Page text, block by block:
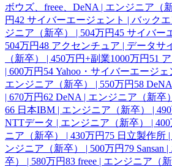
ボウズ、freee、DeNA | エンジニア（
円42 サイバーエージェント | バック
ジニア（新卒） | 504万円45 サイバー
504万円48 アクセンチュア | データサ
（新卒） | 450万円+副業1000万円 51
| 600万円 54 Yahoo・サイバーエージ
エンジニア（新卒） | 550万円 58
| 670万円62 DeNA | エンジニア（新卒
66 日本IBM | エンジニア（新卒） |
NTTデータ | エンジニア（新卒） | 400
ニア（新卒） | 430万円 75 日立製作所
ンジニア（新卒） | 500万円 79 Sansan
卒） | 580万円83 freee | エンジニア（